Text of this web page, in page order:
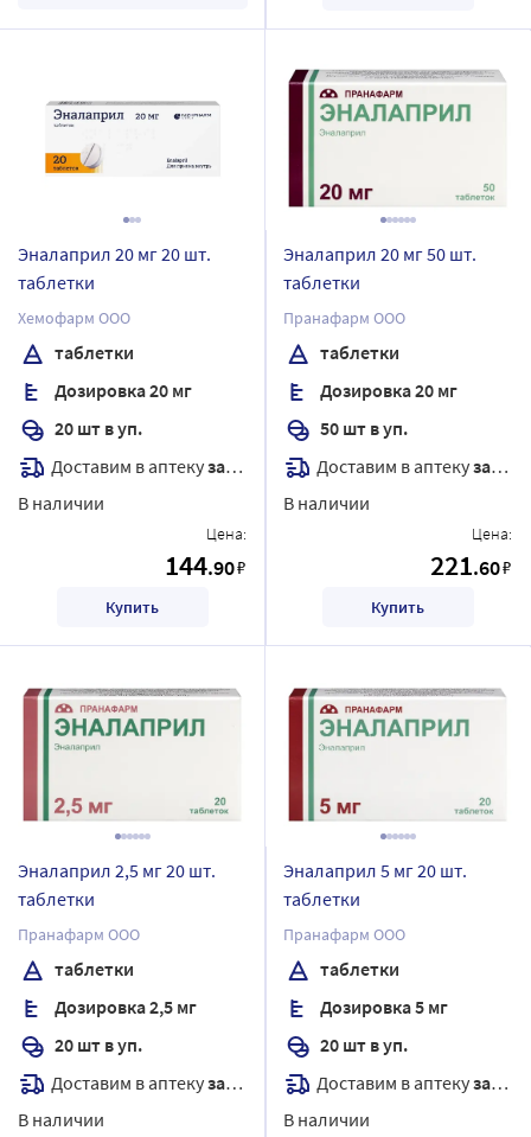
Эналаприл 20 мг 20 шт.
таблетки
Хемофарм ООО
таблетки
Дозировка 20 мг
20 шт в уп.
Доставим в аптекузавтра
В наличии
Цена:
144.90₽
Купить
Эналаприл 20 мг 50 шт.
таблетки
Пранафарм ООО
таблетки
Дозировка 20 мг
50 шт в уп.
Доставим в аптекузавтра
В наличии
Цена:
221.60₽
Купить
Эналаприл 2,5 мг 20 шт.
таблетки
Пранафарм ООО
таблетки
Дозировка 2,5 мг
20 шт в уп.
Доставим в аптекузавтра
В наличии
Эналаприл 5 мг 20 шт.
таблетки
Пранафарм ООО
таблетки
Дозировка 5 мг
20 шт в уп.
Доставим в аптекузавтра
В наличии